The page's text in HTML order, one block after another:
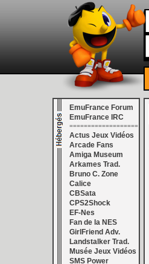
EmuFrance Forum
EmuFrance IRC
===================
Actus Jeux Vidéos
Arcade Fans
Amiga Museum
Arkames Trad.
Bruno C. Zone
Calice
CBSata
CPS2Shock
EF-Nes
Fan de la NES
GirlFriend Adv.
Landstalker Trad.
Musée Jeux Vidéos
SMS Power